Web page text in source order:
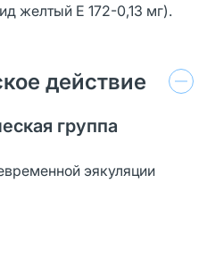
желтый Е 172-0,13 мг).
действие
группа
эякуляции